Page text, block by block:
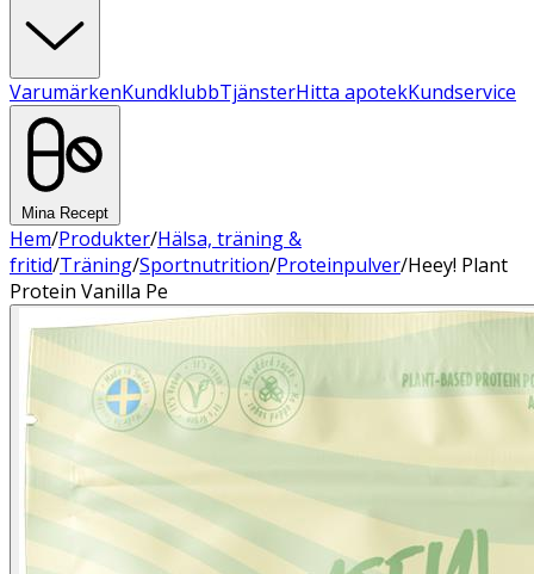
VarumärkenKundklubbTjänsterHitta apotekKundservice
Mina Recept
Hem/Produkter/Hälsa, träning &
fritid/Träning/Sportnutrition/Proteinpulver/Heey! Plant
Protein Vanilla Pe